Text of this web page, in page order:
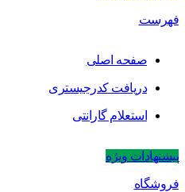
فهرست
صفحه اصلی
دریافت کدرجیستری
استعلام گارانتی
پیشنهادات ویژه
فروشگاه